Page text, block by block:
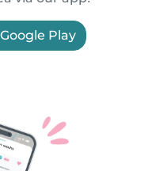
Google Play